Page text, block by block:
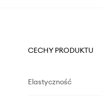
CECHY PRODUKTU
Elastyczność